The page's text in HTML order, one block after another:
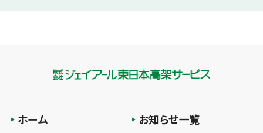
ホーム
お知らせ一覧